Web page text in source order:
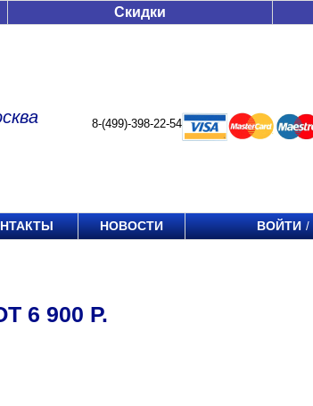
Скидки
8-(499)-398-22-54
НОВОСТИ ВОЙТИ /
6 900 Р.